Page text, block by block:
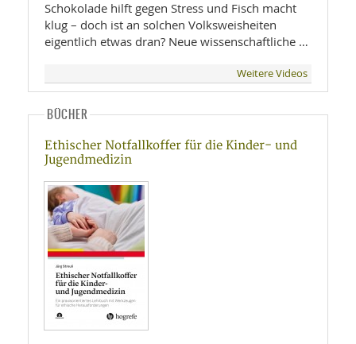
Schokolade hilft gegen Stress und Fisch macht
klug – doch ist an solchen Volksweisheiten
eigentlich etwas dran? Neue wissenschaftliche …
Weitere Videos
BÜCHER
Ethischer Notfallkoffer für die Kinder- und
Jugendmedizin